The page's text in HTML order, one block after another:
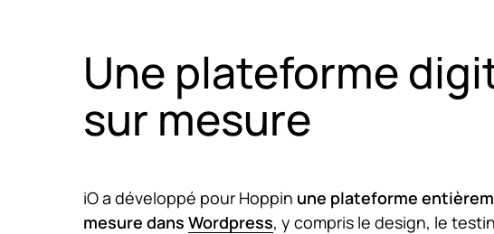
Une plateforme
sur mesure
iO a développé pour Hoppin une plateforme
mesure dans Wordpress, y compris le design, le